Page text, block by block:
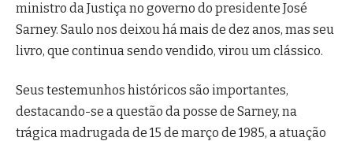
ministro da Justiça no governo do presidente José
Sarney. Saulo nos deixou há mais de dez anos, mas seu
livro, que continua sendo vendido, virou um clássico.
Seus testemunhos históricos são importantes,
destacando-se a questão da posse de Sarney, na
trágica madrugada de 15 de março de 1985, a atuação